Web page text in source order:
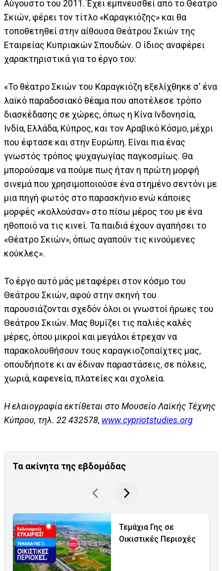
Αύγουστο του 2011. Έχει εμπνευσθεί από το Θέατρο
Σκιών, φέρει τον τίτλο «Καραγκιόζης» και θα
τοποθετηθεί στην αίθουσα Θεάτρου Σκιών της
Εταιρείας Κυπριακών Σπουδών. Ο ίδιος αναφέρει
χαρακτηριστικά για το έργο του:
«Το θέατρο Σκιών του Καραγκιόζη εξελίχθηκε σ' ένα
λαϊκό παραδοσιακό θέαμα που αποτέλεσε τρόπο
διασκέδασης σε χώρες, όπως η Κίνα Ινδονησία,
Ινδία, Ελλάδα, Κύπρος, και τον Αραβικό Κόσμο, μέχρι
που έφτασε και στην Ευρώπη. Είναι πια ένας
γνωστός τρόπος ψυχαγωγίας παγκοσμίως. Θα
μπορούσαμε να πούμε πως ήταν η πρώτη μορφή
σινεμά που χρησιμοποιούσε ένα στημένο σεντόνι με
μια πηγή φωτός στο παρασκήνιο ενώ κάποιες
μορφές «κολλούσαν» στο πίσω μέρος του με ένα
ηθοποιό να τις κινεί. Τα παιδιά έχουν αγαπήσει το
«Θέατρο Σκιών», όπως αγαπούν τις κινούμενες
κούκλες».
Το έργο αυτό μάς μεταφέρει στον κόσμο του
Θεάτρου Σκιών, αφού στην σκηνή του
παρουσιάζονται σχεδόν όλοι οι γνωστοί ήρωες του
Θεάτρου Σκιών. Μας θυμίζει τις παλιές καλές
μέρες, όπου μικροί και μεγάλοι έτρεχαν να
παρακολουθήσουν τους καραγκιοζοπαίχτες μας,
οπουδήποτε κι αν έδιναν παραστάσεις, σε πόλεις,
χωριά, καφενεία, πλατείες και σχολεία.
Η ελαιογραφία εκτίθεται στο Μουσείο Λαϊκής Τέχνης
Κύπρου, τηλ. 22 432578, www.cypriotstudies.org
Τα ακίνητα της εβδομάδας
Τεμάχια Γης σε
Οικιστικές Περιοχές